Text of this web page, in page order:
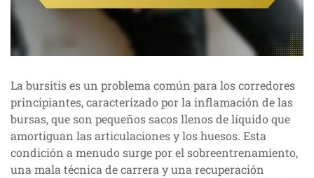
La bursitis es un problema común para los corredores
principiantes, caracterizado por la inflamación de las
bursas, que son pequeños sacos llenos de líquido que
amortiguan las articulaciones y los huesos. Esta
condición a menudo surge por el sobreentrenamiento,
una mala técnica de carrera y una recuperación